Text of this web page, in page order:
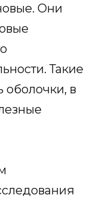
Они
Такие
оболочки, в